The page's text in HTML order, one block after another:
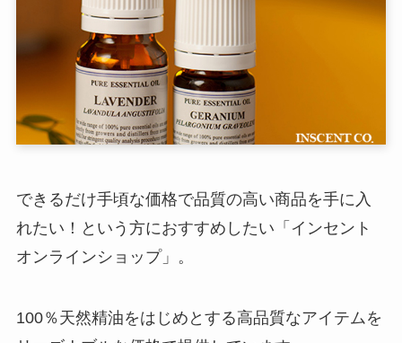
できるだけ手頃な価格で品質の高い商品を手に入
れたい！という方におすすめしたい「インセント
オンラインショップ」。
100％天然精油をはじめとする高品質なアイテムを